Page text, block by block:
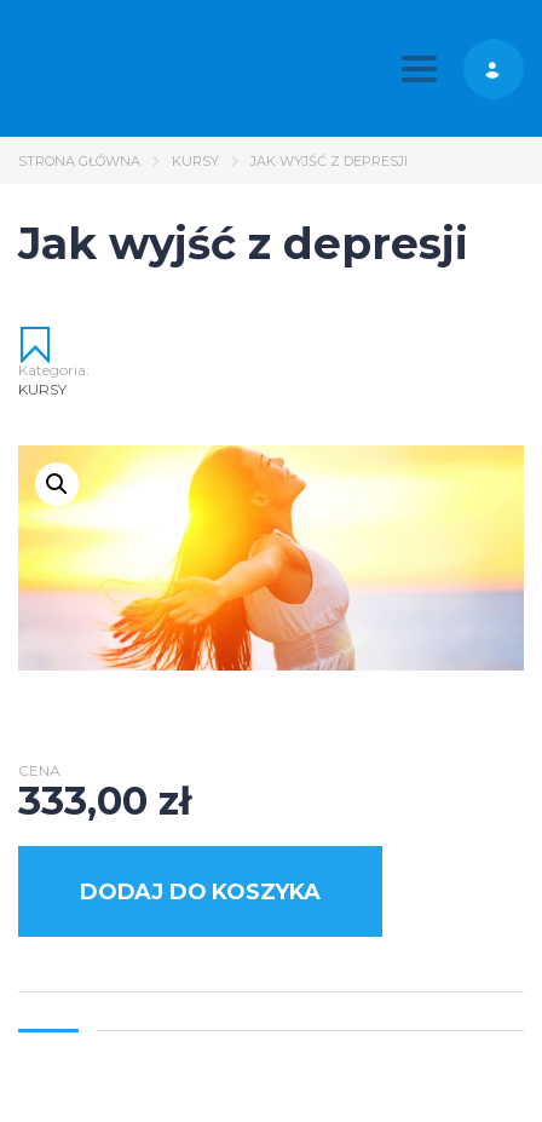
Toggle
STRONA GŁÓWNA KURSY JAK WYJŚĆ Z DEPRESJI​
Jak wyjść z depresji​
Kategoria:
KURSY
CENA
333,00 zł
DODAJ DO KOSZYKA